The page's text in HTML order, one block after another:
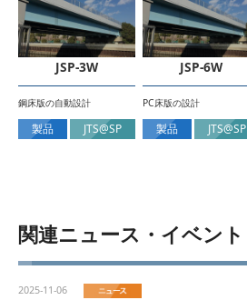
JSP-3W
鋼床版の自動設計
製品 JTS@SP
JSP-6W
PC床版の設計
製品 JTS@SP
関連ニュース・イベント
2025-11-06